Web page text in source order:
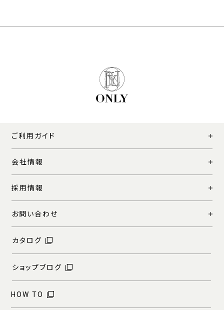
ご利用ガイド
会社情報
採用情報
お問い合わせ
カタログ
ショップブログ
HOW TO